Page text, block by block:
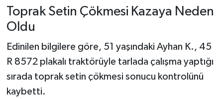
Toprak Setin Çökmesi Kazaya Neden
Oldu
Edinilen bilgilere göre, 51 yaşındaki Ayhan K., 45
R 8572 plakalı traktörüyle tarlada çalışma yaptığı
sırada toprak setin çökmesi sonucu kontrolünü
kaybetti.